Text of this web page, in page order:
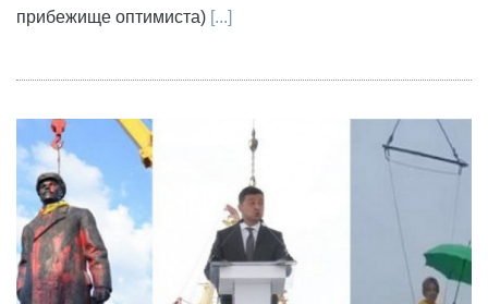
прибежище оптимиста) [...]